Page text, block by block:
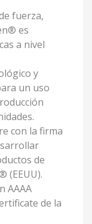
fuerza,
es
a nivel
y
un uso
con la firma
de
(EEUU).
AAAA
de la